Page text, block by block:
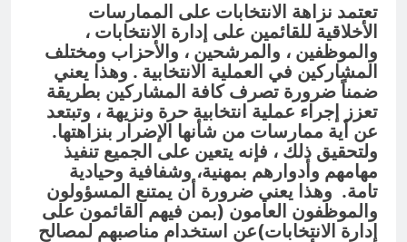
تعتمد نزاهة الانتخابات على الممارسات
الأخلاقية للقائمين على إدارة الانتخابات ،
والموظفين ، والمرشحين ، والأحزاب ومختلف
المشاركين في العملية الانتخابية . وهذا يعني
ضمناً ضرورة تصرف كافة المشاركين بطريقة
تعزز إجراء عملية انتخابية حرة ونزيهة ، وتبتعد
عن أية ممارسات من شأنها الإضرار بنزاهتها.
ولتحقيق ذلك ، فإنه يتعين على الجميع تنفيذ
مهامهم وأدوارهم بمهنية، وشفافية وحيادية
تامة. وهذا يعني ضرورة أن يمتنع المسؤولون
والموظفون العامون (بمن فيهم القائمون على
إدارة الانتخابات)عن استخدام مناصبهم لمصالح